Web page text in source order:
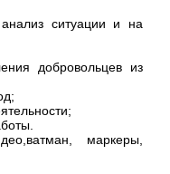
анализ ситуации и на
добровольцев из
маркеры,